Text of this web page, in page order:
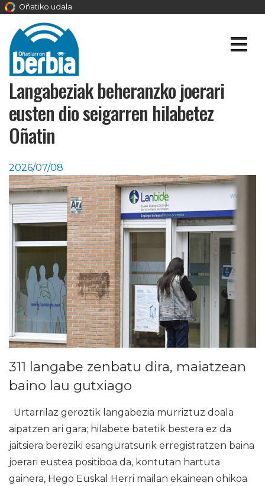
Oñatiko udala
Langabeziak beheranzko joerari
eusten dio seigarren hilabetez
Oñatin
2026/07/08
311 langabe zenbatu dira, maiatzean
baino lau gutxiago
Urtarrilaz geroztik langabezia murriztuz doala
aipatzen ari gara; hilabete batetik bestera ez da
jaitsiera bereziki esanguratsurik erregistratzen baina
joerari eustea positiboa da, kontutan hartuta
gainera, Hego Euskal Herri mailan ekainean ohikoa